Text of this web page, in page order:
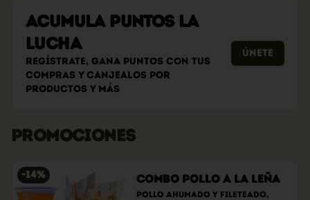
Acumula PUNTOS LA
LUCHA
Regístrate, gana puntos con tus
compras y canjealos por
productos y más
Únete
PROMOCIONES
-14% Combo Pollo a la Leña
Pollo ahumado y fileteado,